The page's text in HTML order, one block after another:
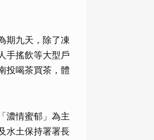
期九天，除了凍
手搖飲等大型戶
投喝茶買茶，體
濃情蜜郁」為主
水土保持署署長